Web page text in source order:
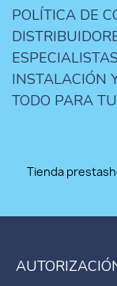
POLÍTICA DE
INSTALACIÓN
TODO PARA
Tienda